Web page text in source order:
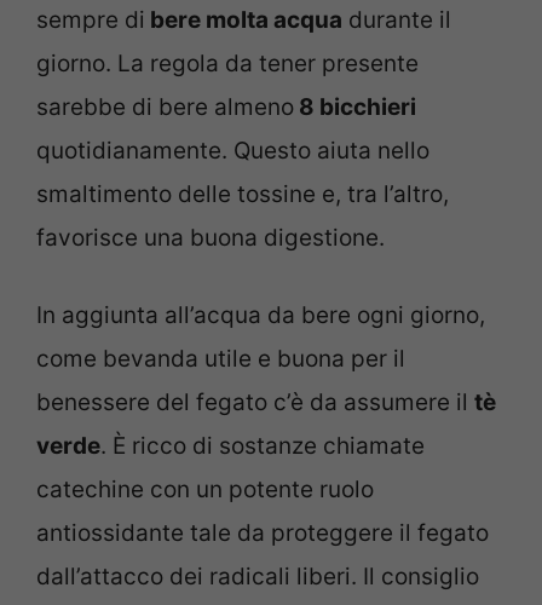
sempre di bere molta acqua durante il
giorno. La regola da tener presente
sarebbe di bere almeno 8 bicchieri
quotidianamente. Questo aiuta nello
smaltimento delle tossine e, tra l’altro,
favorisce una buona digestione.
In aggiunta all’acqua da bere ogni giorno,
come bevanda utile e buona per il
benessere del fegato c’è da assumere il tè
verde. È ricco di sostanze chiamate
catechine con un potente ruolo
antiossidante tale da proteggere il fegato
dall’attacco dei radicali liberi. Il consiglio